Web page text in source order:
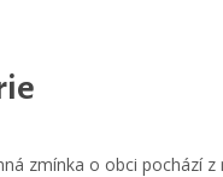
zmínka o obci pochází z